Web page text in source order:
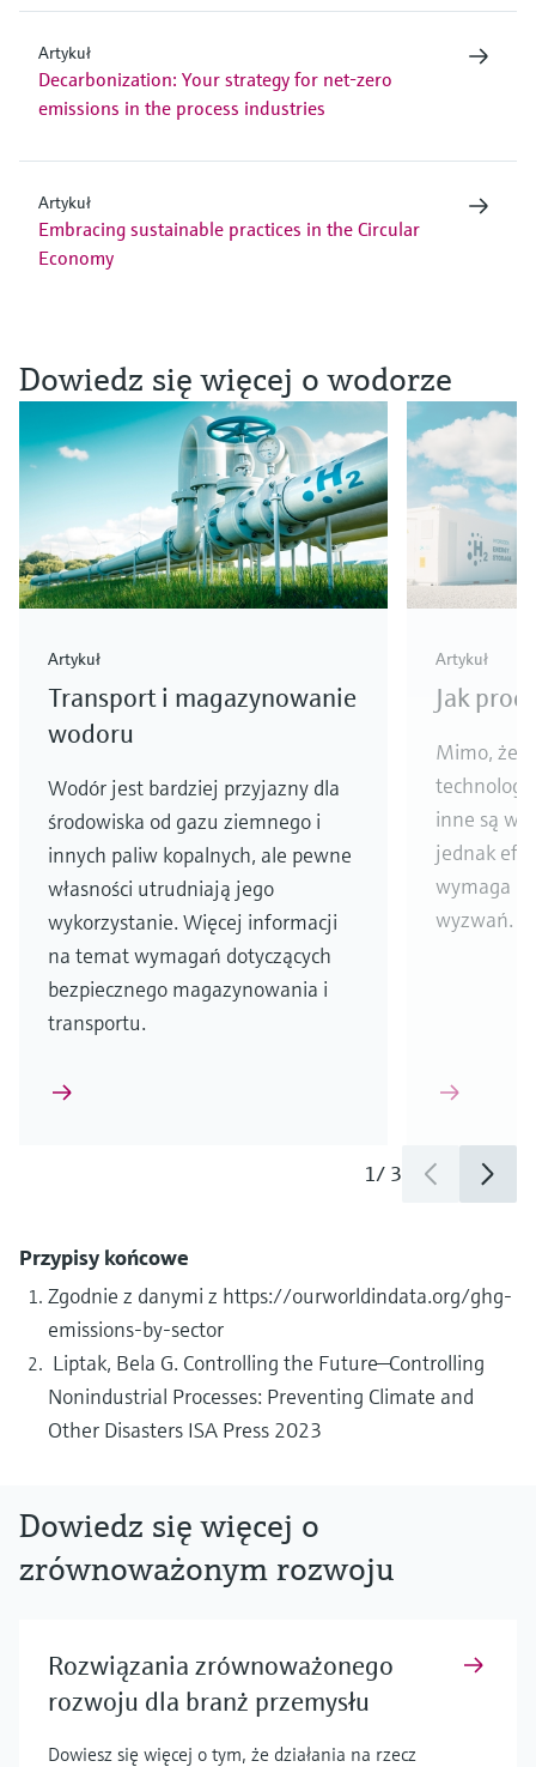
Artykuł
Decarbonization: Your strategy for net-zero
emissions in the process industries
Artykuł
Embracing sustainable practices in the Circular
Economy
Dowiedz się więcej o wodorze
Artykuł
Transport i magazynowanie
wodoru
Wodór jest bardziej przyjazny dla
środowiska od gazu ziemnego i
innych paliw kopalnych, ale pewne
własności utrudniają jego
wykorzystanie. Więcej informacji
na temat wymagań dotyczących
bezpiecznego magazynowania i
transportu.
Artykuł
Jak
Mimo, że
inne są w
jednak
wymaga
wyzwań.
1/ 3
Przypisy końcowe
Zgodnie z danymi z https://ourworldindata.org/ghg-
emissions-by-sector
Liptak, Bela G. Controlling the Future—Controlling
Nonindustrial Processes: Preventing Climate and
Other Disasters ISA Press 2023
Dowiedz się więcej o
zrównoważonym rozwoju
Rozwiązania zrównoważonego
rozwoju dla branż przemysłu
Dowiesz się więcej o tym, że działania na rzecz